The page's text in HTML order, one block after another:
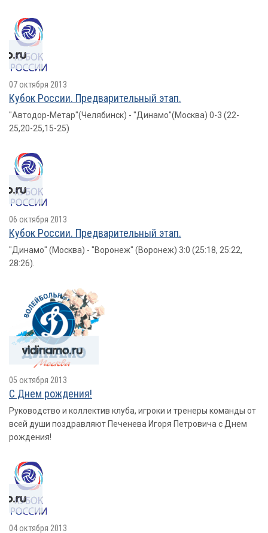
07 октября 2013
Кубок России. Предварительный этап.
"Автодор-Метар"(Челябинск) - "Динамо"(Москва) 0-3 (22-
25,20-25,15-25)
06 октября 2013
Кубок России. Предварительный этап.
"Динамо" (Москва) - "Воронеж" (Воронеж) 3:0 (25:18, 25:22,
28:26).
05 октября 2013
С Днем рождения!
Руководство и коллектив клуба, игроки и тренеры команды от
всей души поздравляют Печенева Игоря Петровича с Днем
рождения!
04 октября 2013